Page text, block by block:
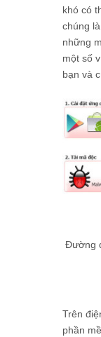
khó có
chúng
những
một số
bạn và
Đường
Trên
phần